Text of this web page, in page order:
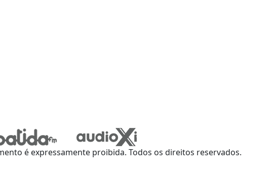
é expressamente proibida. Todos os direitos reservados.